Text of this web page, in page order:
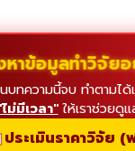
หาข้อมูลทำวิจัยอ
บทความนี้จบ ทำตามได้
ม่มีเวลา"ให้เราช่วยดูแ
ประเมินราคาวิจัย (